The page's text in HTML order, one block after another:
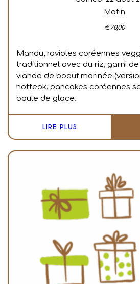
Matin
€70,00
Mandu, ravioles coréennes
traditionnel avec du riz, garni
viande de boeuf marinée
hotteok, pancakes coréennes
boule de glace.
LIRE PLUS